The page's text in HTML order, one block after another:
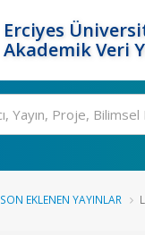
Erciyes
Akademik Veri
SON EKLENEN YAYINLAR